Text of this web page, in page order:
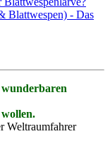
Blattwespen) - Das
Weltraumfahrer